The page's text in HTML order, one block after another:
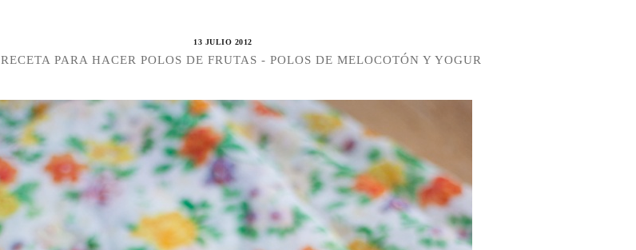
13 JULIO 2012
RECETA PARA HACER POLOS DE FRUTAS - POLOS DE MELOCOTÓN Y YOGUR